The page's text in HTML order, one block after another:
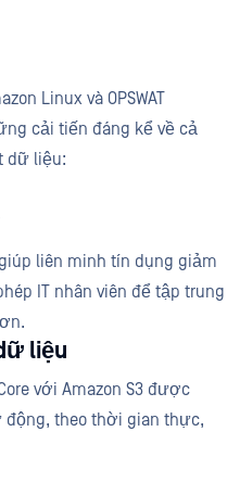
Linux và OPSWAT
cải tiến đáng kể về cả
dữ liệu:
liên minh tín dụng giảm
IT nhân viên để tập trung
liệu
với Amazon S3 được
theo thời gian thực,